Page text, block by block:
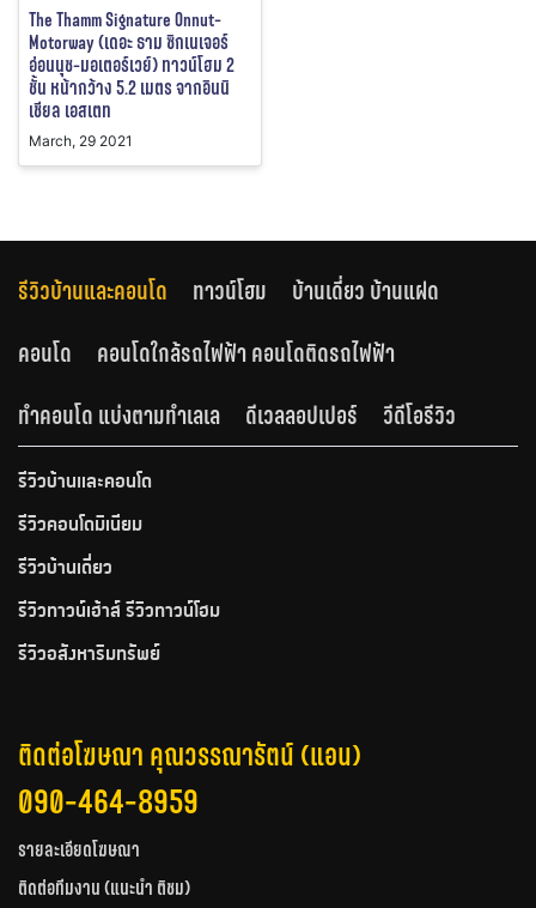
The Thamm Signature Onnut-
Motorway (เดอะ ธาม ซิกเนเจอร์
อ่อนนุช-มอเตอร์เวย์) ทาวน์โฮม 2
ชั้น หน้ากว้าง 5.2 เมตร จากอินนิ
เชียล เอสเตท
March, 29 2021
รีวิวบ้านและคอนโด ทาวน์โฮม
บ้านเดี่ยว บ้านแฝด
คอนโด
คอนโดใกล้รถไฟฟ้า คอนโดติดรถไฟฟ้า
ทำคอนโด แบ่งตามทำเลเล
ดีเวลลอปเปอร์ วีดีโอรีวิว
รีวิวบ้านและคอนโด
รีวิวคอนโดมิเนียม
รีวิวบ้านเดี่ยว
รีวิวทาวน์เฮ้าส์ รีวิวทาวน์โฮม
รีวิวอสังหาริมทรัพย์
ติดต่อโฆษณา คุณวรรณารัตน์ (แอน)
090-464-8959
รายละเอียดโฆษณา
ติดต่อทีมงาน (แนะนำ ติชม)